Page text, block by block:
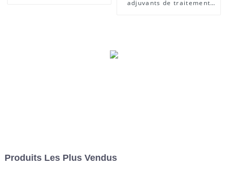
adjuvants de traitement
Produits Les Plus Vendus